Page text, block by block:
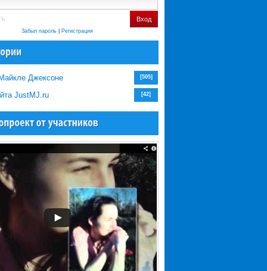
Вход
Забыл пароль Регистрация
Джексоне [505]
JustMJ.ru [42]